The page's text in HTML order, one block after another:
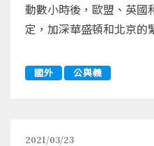
動數小時後，歐盟、英國
定，加深華盛頓和北京的
國外 公與義
2021/03/23